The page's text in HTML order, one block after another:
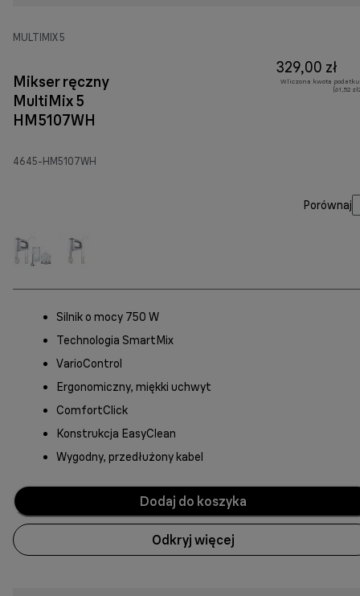
MULTIMIX 5
Mikser ręczny
MultiMix 5
HM5107WH
4645-HM5107WH
329,00 zł
Wliczona kwota podatku
(61,52
Porównaj
Silnik o mocy 750 W
Technologia SmartMix
VarioControl
Ergonomiczny, miękki uchwyt
ComfortClick
Konstrukcja EasyClean
Wygodny, przedłużony kabel
Dodaj do koszyka
Odkryj więcej